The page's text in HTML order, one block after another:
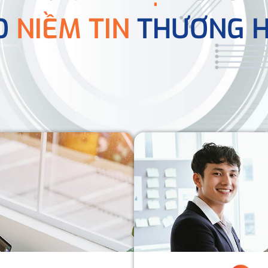
NIỀM TIN THƯƠNG